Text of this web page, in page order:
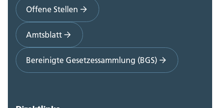
Offene Stellen
Amtsblatt
Bereinigte Gesetzessammlung (BGS)